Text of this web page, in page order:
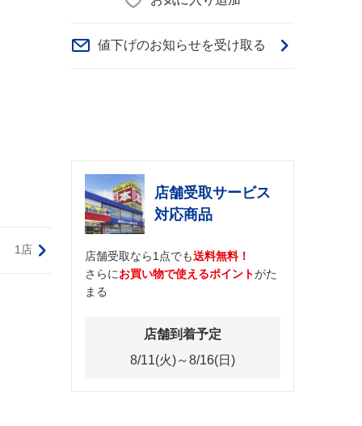
1店
値下げのお知らせを受け取る
店舗受取サービス
対応商品
店舗受取なら1点でも送料無料！
さらにお買い物で使えるポイントがた
まる
店舗到着予定
8/11(火)～8/16(日)